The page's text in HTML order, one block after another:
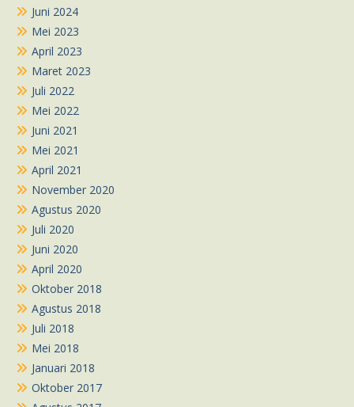
Juni 2024
Mei 2023
April 2023
Maret 2023
Juli 2022
Mei 2022
Juni 2021
Mei 2021
April 2021
November 2020
Agustus 2020
Juli 2020
Juni 2020
April 2020
Oktober 2018
Agustus 2018
Juli 2018
Mei 2018
Januari 2018
Oktober 2017